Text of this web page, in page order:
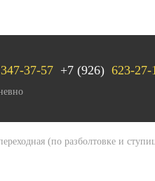
347-37-57 +7 (926) 623-27-
(по разболтовке и